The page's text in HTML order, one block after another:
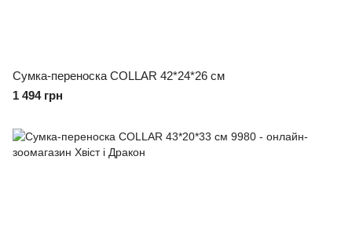
Сумка-переноска COLLAR 42*24*26 см
1 494 грн